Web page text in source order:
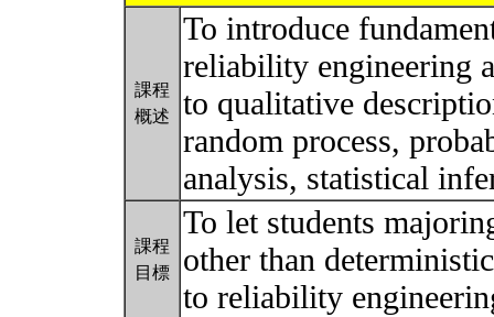
課程
概述
To introduce
reliability engineering
to qualitative
random process,
analysis, statistical
課程
目標
To let students
other than
to reliability